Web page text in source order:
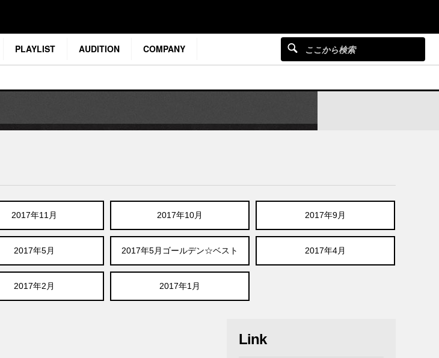
PLAYLIST AUDITION COMPANY
2017年11月 2017年10月 2017年9月
2017年5月 2017年5月ゴールデン☆ベスト 2017年4月
2017年2月 2017年1月
Link